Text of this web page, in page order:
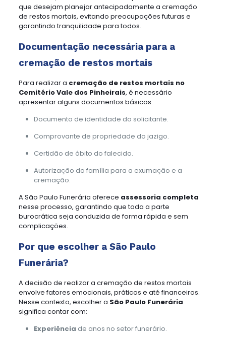
que desejam planejar antecipadamente a cremação
de restos mortais, evitando preocupações futuras e
garantindo tranquilidade para todos.
Documentação necessária para a
cremação de restos mortais
Para realizar a cremação de restos mortais no
Cemitério Vale dos Pinheirais, é necessário
apresentar alguns documentos básicos:
Documento de identidade do solicitante.
Comprovante de propriedade do jazigo.
Certidão de óbito do falecido.
Autorização da família para a exumação e a
cremação.
A São Paulo Funerária oferece assessoria completa
nesse processo, garantindo que toda a parte
burocrática seja conduzida de forma rápida e sem
complicações.
Por que escolher a São Paulo
Funerária?
A decisão de realizar a cremação de restos mortais
envolve fatores emocionais, práticos e até financeiros.
Nesse contexto, escolher a São Paulo Funerária
significa contar com:
Experiência de anos no setor funerário.